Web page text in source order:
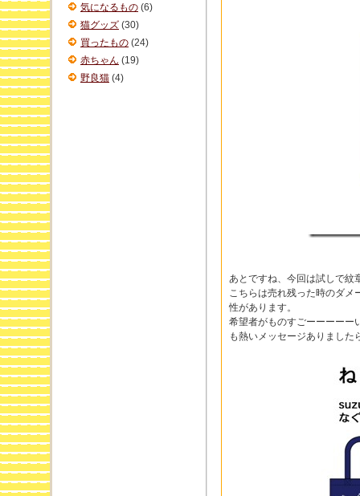
あとですね、今回は試しで紋
こちらは売れ残った時のダメ
性があります。
希望者がものすごーーーーー
も熱いメッセージありました
気になるもの (6)
猫グッズ (30)
買ったもの (24)
赤ちゃん (19)
野良猫 (4)